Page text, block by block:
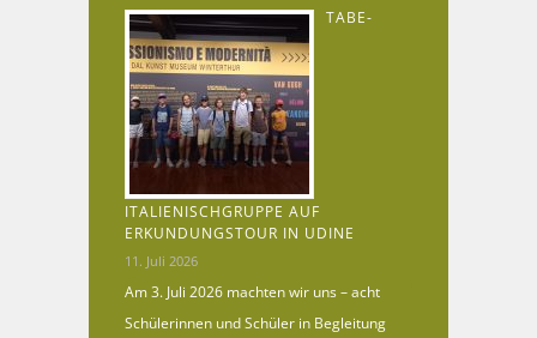
TABE-
ITALIENISCHGRUPPE AUF
ERKUNDUNGSTOUR IN UDINE
11. Juli 2026
Am 3. Juli 2026 machten wir uns – acht
Schülerinnen und Schüler in Begleitung